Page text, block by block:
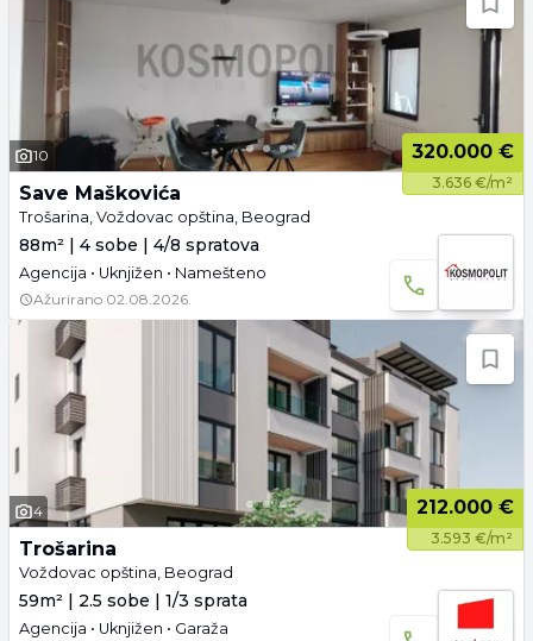
10 320.000 €
3.636 €/m²
Save Maškovića
Trošarina, Voždovac opština, Beograd
88m² | 4 sobe | 4/8 spratova
Agencija • Uknjižen • Namešteno
Ažurirano 02.08.2026.
4 212.000 €
3.593 €/m²
Trošarina
Voždovac opština, Beograd
59m² | 2.5 sobe | 1/3 sprata
Agencija • Uknjižen • Garaža